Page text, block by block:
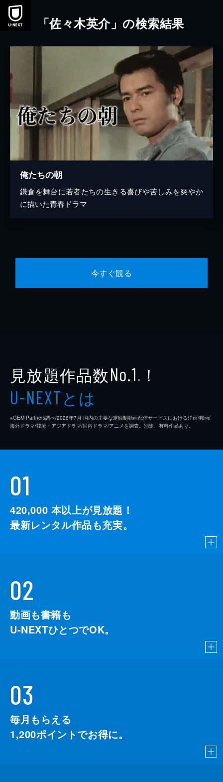
本文へスキップ
「佐々木英介」の検索結果
俺たちの朝
鎌倉を舞台に若者たちの生きる喜びや苦しみを爽やか
に描いた青春ドラマ
今すぐ観る
見放題作品数No.1 ※ ！
U-NEXTとは
※GEM Partners調べ/2026年7⽉ 国内の主要な定額制動画配信サービスにおける洋画/邦画/
海外ドラマ/韓流・アジアドラマ/国内ドラマ/アニメを調査。別途、有料作品あり。
01
420,000 本以上が見放題！
最新レンタル作品も充実。
02
動画も書籍も
U-NEXTひとつでOK。
03
毎月もらえる
1,200ポイントでお得に。